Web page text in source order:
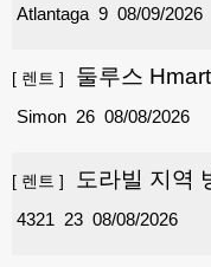
9
Atlantaga 08/09/2026
[ 렌트 ] 둘루스
26
Simon 08/08/2026
[ 렌트 ] 도라빌 지역
23
4321 08/08/2026